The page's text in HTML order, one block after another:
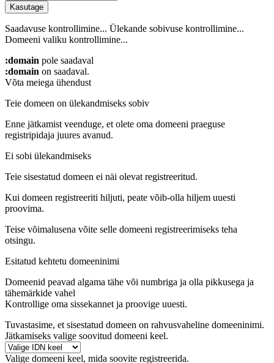
Kasutage
Saadavuse kontrollimine... Ülekande sobivuse kontrollimine...
Domeeni valiku kontrollimine...
:domain pole saadaval
:domain on saadaval.
Võta meiega ühendust
Teie domeen on ülekandmiseks sobiv
Enne jätkamist veenduge, et olete oma domeeni praeguse
registripidaja juures avanud.
Ei sobi ülekandmiseks
Teie sisestatud domeen ei näi olevat registreeritud.
Kui domeen registreeriti hiljuti, peate võib-olla hiljem uuesti
proovima.
Teise võimalusena võite selle domeeni registreerimiseks teha
otsingu.
Esitatud kehtetu domeeninimi
Domeenid peavad algama tähe või numbriga ja olla pikkusega ja
tähemärkide vahel
Kontrollige oma sissekannet ja proovige uuesti.
Tuvastasime, et sisestatud domeen on rahvusvaheline domeeninimi.
Jätkamiseks valige soovitud domeeni keel.
Valige domeeni keel, mida soovite registreerida.